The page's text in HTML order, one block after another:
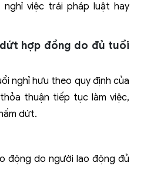
việc trái pháp luật hay
hợp đồng do đủ tuổi
nghỉ hưu theo quy định của
thuận tiếp tục làm việc,
dứt.
động do người lao động đủ